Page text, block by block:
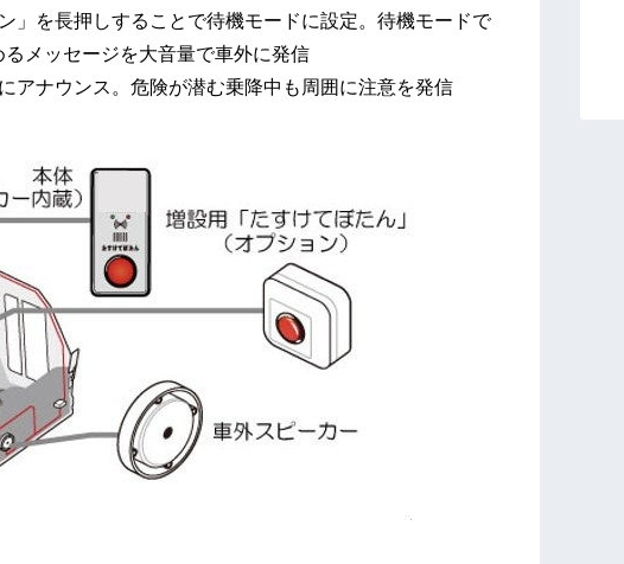
」を長押しすることで待機モードに設定。待機モードで
るメッセージを大音量で車外に発信
アナウンス。危険が潜む乗降中も周囲に注意を発信